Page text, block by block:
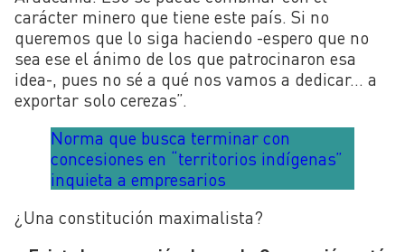
carácter minero que tiene este país. Si no
queremos que lo siga haciendo -espero que no
sea ese el ánimo de los que patrocinaron esa
idea-, pues no sé a qué nos vamos a dedicar… a
exportar solo cerezas”.
Norma que busca terminar con
concesiones en “territorios indígenas”
inquieta a empresarios
¿Una constitución maximalista?